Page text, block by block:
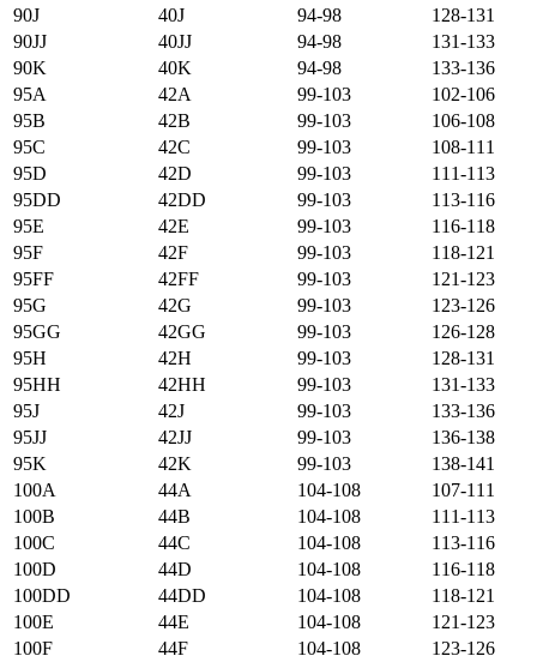
90J
40J 94-98
128-131
90JJ
40JJ 94-98
131-133
90K
40K 94-98
133-136
95А
42А 99-103
102-106
95B
42B 99-103
106-108
95C
42C 99-103
108-111
95D
42D 99-103
111-113
95DD
42DD 99-103
113-116
95E
42E 99-103
116-118
95F
42F 99-103
118-121
95FF
42FF 99-103
121-123
95G
42G 99-103
123-126
95GG
42GG 99-103
126-128
95H
42H 99-103
128-131
95HH
42HH 99-103
131-133
95J
42J 99-103
133-136
95JJ
42JJ 99-103
136-138
95K
42K 99-103
138-141
100А
44А 104-108
107-111
100B
44B 104-108
111-113
100C
44C 104-108
113-116
100D
44D 104-108
116-118
100DD
44DD 104-108
118-121
100E
44E 104-108
121-123
100F
44F 104-108 123-126